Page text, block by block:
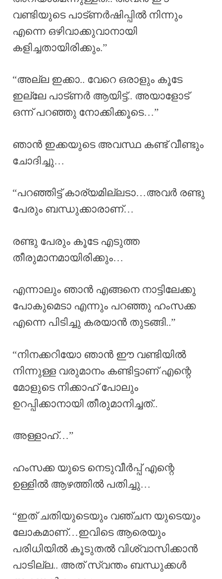
വണ്ടിയുടെ പാട്ണർഷിപ്പിൽ നിന്നും
എന്നെ ഒഴിവാക്കുവാനായി
കളിച്ചതായിരിക്കും.”
“അല്ല ഇക്കാ.. വേറെ ഒരാളും കൂടേ
ഇല്ലേ പാട്ണർ ആയിട്ട്.. അയാളോട്
ഒന്ന് പറഞ്ഞു നോക്കിക്കൂടെ…”
ഞാൻ ഇക്കയുടെ അവസ്ഥ കണ്ട് വീണ്ടും
ചോദിച്ചു…
“പറഞ്ഞിട്ട് കാര്യമില്ലടാ…അവർ രണ്ടു
പേരും ബന്ധുക്കാരാണ്…
രണ്ടു പേരും കൂടേ എടുത്ത
തീരുമാനമായിരിക്കും…
എന്നാലും ഞാൻ എങ്ങനെ നാട്ടിലേക്കു
പോകുമെടാ എന്നും പറഞ്ഞു ഹംസക്ക
എന്നെ പിടിച്ചു കരയാൻ തുടങ്ങി..”
“നിനക്കറിയോ ഞാൻ ഈ വണ്ടിയിൽ
നിന്നുള്ള വരുമാനം കണ്ടിട്ടാണ് എന്റെ
മോളുടെ നിക്കാഹ് പോലും
ഉറപ്പിക്കാനായി തീരുമാനിച്ചത്..
അള്ളാഹ്…”
ഹംസക്ക യുടെ നെടുവീർപ്പ് എന്റെ
ഉള്ളിൽ ആഴത്തിൽ പതിച്ചു…
“ഇത് ചതിയുടെയും വഞ്ചന യുടെയും
ലോകമാണ്…ഇവിടെ ആരെയും
പരിധിയിൽ കൂടുതൽ വിശ്വാസിക്കാൻ
പാടില്ല.. അത് സ്വന്തം ബന്ധുക്കൾ